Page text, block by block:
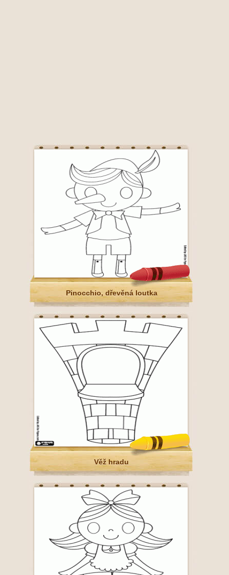
Pinocchio, dřevěná loutka
Věž hradu